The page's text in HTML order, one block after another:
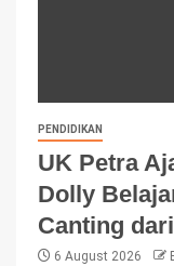
PENDIDIKAN
UK Petra
Dolly
Canting
6 August 2026